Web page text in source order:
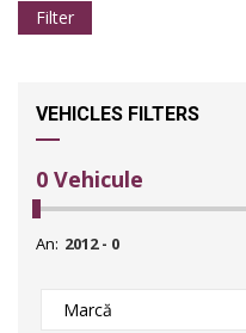
Filter
VEHICLES FILTERS
0 Vehicule
An:
Marcă